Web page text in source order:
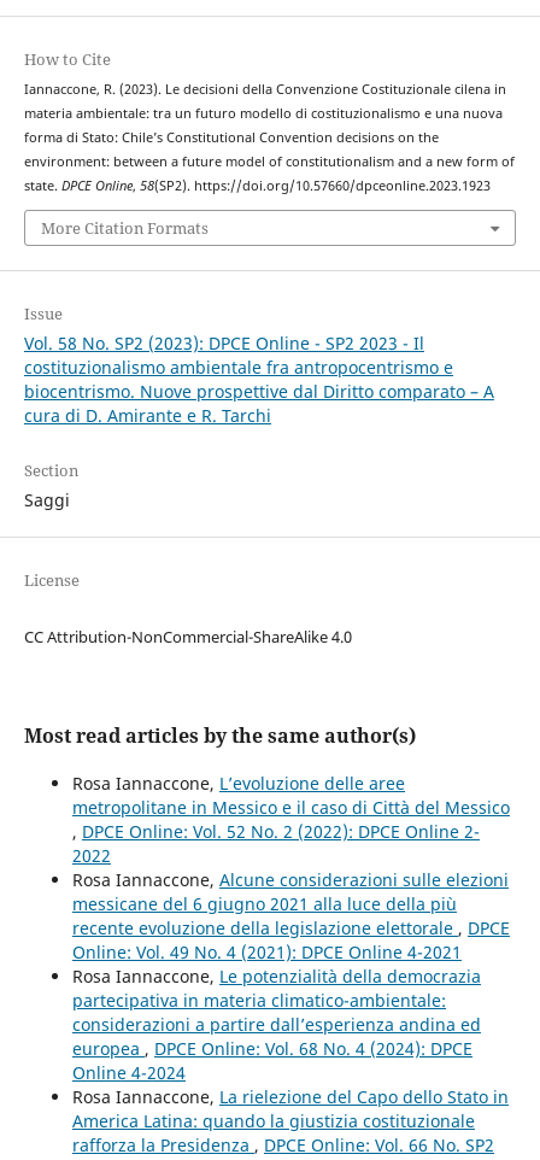
How to Cite
Iannaccone, R. (2023). Le decisioni della Convenzione Costituzionale cilena in
materia ambientale: tra un futuro modello di costituzionalismo e una nuova
forma di Stato: Chile’s Constitutional Convention decisions on the
environment: between a future model of constitutionalism and a new form of
state. DPCE Online, 58(SP2). https://doi.org/10.57660/dpceonline.2023.1923
More Citation Formats
Issue
Vol. 58 No. SP2 (2023): DPCE Online - SP2 2023 - Il
costituzionalismo ambientale fra antropocentrismo e
biocentrismo. Nuove prospettive dal Diritto comparato – A
cura di D. Amirante e R. Tarchi
Section
Saggi
License
CC Attribution-NonCommercial-ShareAlike 4.0
Most read articles by the same author(s)
Rosa Iannaccone, L’evoluzione delle aree
metropolitane in Messico e il caso di Città del Messico
, DPCE Online: Vol. 52 No. 2 (2022): DPCE Online 2-
2022
Rosa Iannaccone, Alcune considerazioni sulle elezioni
messicane del 6 giugno 2021 alla luce della più
recente evoluzione della legislazione elettorale , DPCE
Online: Vol. 49 No. 4 (2021): DPCE Online 4-2021
Rosa Iannaccone, Le potenzialità della democrazia
partecipativa in materia climatico-ambientale:
considerazioni a partire dall’esperienza andina ed
europea , DPCE Online: Vol. 68 No. 4 (2024): DPCE
Online 4-2024
Rosa Iannaccone, La rielezione del Capo dello Stato in
America Latina: quando la giustizia costituzionale
rafforza la Presidenza , DPCE Online: Vol. 66 No. SP2